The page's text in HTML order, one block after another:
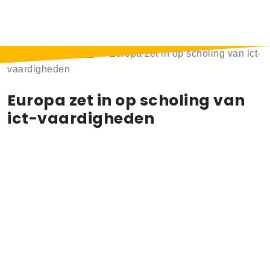
Europa zet in op scholing van ict-
vaardigheden
Europa zet in op scholing van
ict-vaardigheden